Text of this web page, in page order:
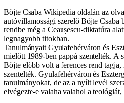
Böjte Csaba Wikipedia oldalán az
autóvillamossági szerelő Böjte Csaba
rendbe még a Ceaușescu-diktatúra
legnagyobb titokban.
Tanulmányait Gyulafehérváron és
mielőtt 1989-ben pappá szentelték. A
Böjte előbb volt a ferences rend tagja,
szentelték. Gyulafehérváron és
tanulmányokat, de az a nyílt levél
elvégezte-e valaha valahol a